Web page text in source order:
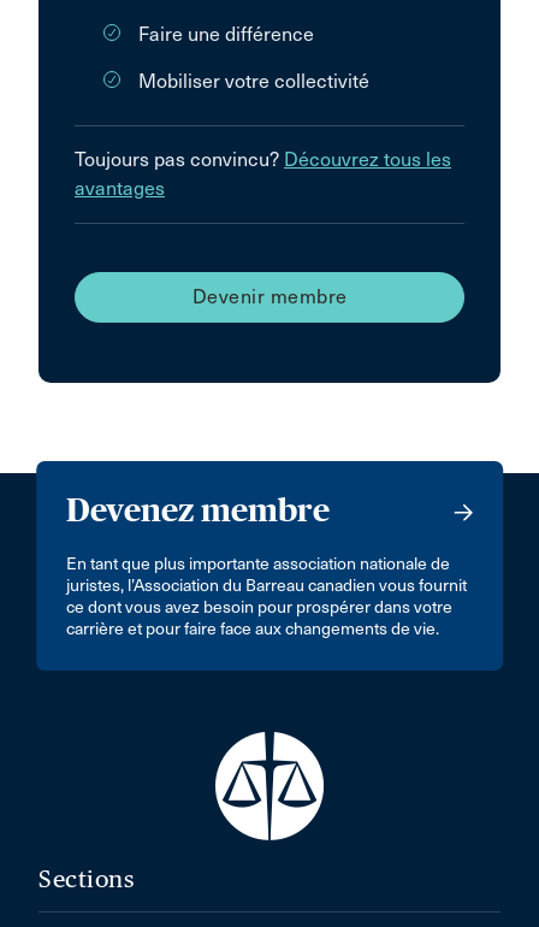
Faire une différence
Mobiliser votre collectivité
Toujours pas convincu? Découvrez tous les
avantages
Devenir membre
Devenez membre
En tant que plus importante association nationale de
juristes, l’Association du Barreau canadien vous fournit
ce dont vous avez besoin pour prospérer dans votre
carrière et pour faire face aux changements de vie.
Sections